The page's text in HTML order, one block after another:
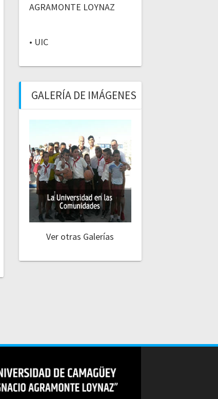
AGRAMONTE LOYNAZ
• UIC
GALERÍA DE IMÁGENES
Ver otras Galerías